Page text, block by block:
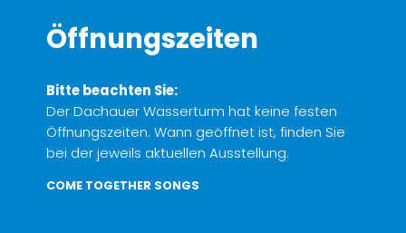
Öffnungszeiten
Bitte beachten Sie:
Der Dachauer Wasserturm hat keine festen
Öffnungszeiten. Wann geöffnet ist, finden Sie
bei der jeweils aktuellen Ausstellung.
COME TOGETHER SONGS